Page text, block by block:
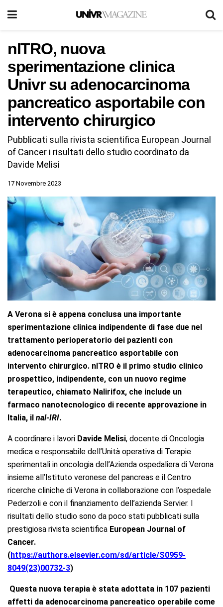
nITRO, nuova
sperimentazione clinica
Univr su adenocarcinoma
pancreatico asportabile con
intervento chirurgico
Pubblicati sulla rivista scientifica European Journal
of Cancer i risultati dello studio coordinato da
Davide Melisi
17 Novembre 2023
A Verona si è appena conclusa una importante
sperimentazione clinica indipendente di fase due nel
trattamento perioperatorio dei pazienti con
adenocarcinoma pancreatico asportabile con
intervento chirurgico. nITRO è il primo studio clinico
prospettico, indipendente, con un nuovo regime
terapeutico, chiamato Nalirifox, che include un
farmaco nanotecnologico di recente approvazione in
Italia, il nal-IRI.
A coordinare i lavori Davide Melisi, docente di Oncologia
medica e responsabile dell’Unità operativa di Terapie
sperimentali in oncologia dell’Azienda ospedaliera di Verona
insieme all’Istituto veronese del pancreas e il Centro
ricerche cliniche di Verona in collaborazione con l’ospedale
Pederzoli e con il finanziamento dell’azienda Servier. I
risultati dello studio sono da poco stati pubblicati sulla
prestigiosa rivista scientifica European Journal of
Cancer.
(https://authors.elsevier.com/sd/article/S0959-
8049(23)00732-3)
Questa nuova terapia è stata adottata in 107 pazienti
affetti da adenocarcinoma pancreatico operabile come